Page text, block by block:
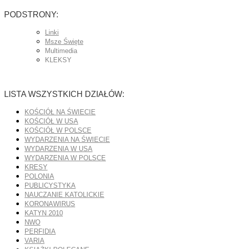
PODSTRONY:
Linki
Msze Święte
Multimedia
KLEKSY
LISTA WSZYSTKICH DZIAŁÓW:
KOŚCIÓŁ NA ŚWIECIE
KOŚCIÓŁ W USA
KOŚCIÓŁ W POLSCE
WYDARZENIA NA ŚWIECIE
WYDARZENIA W USA
WYDARZENIA W POLSCE
KRESY
POLONIA
PUBLICYSTYKA
NAUCZANIE KATOLICKIE
KORONAWIRUS
KATYN 2010
NWO
PERFIDIA
VARIA